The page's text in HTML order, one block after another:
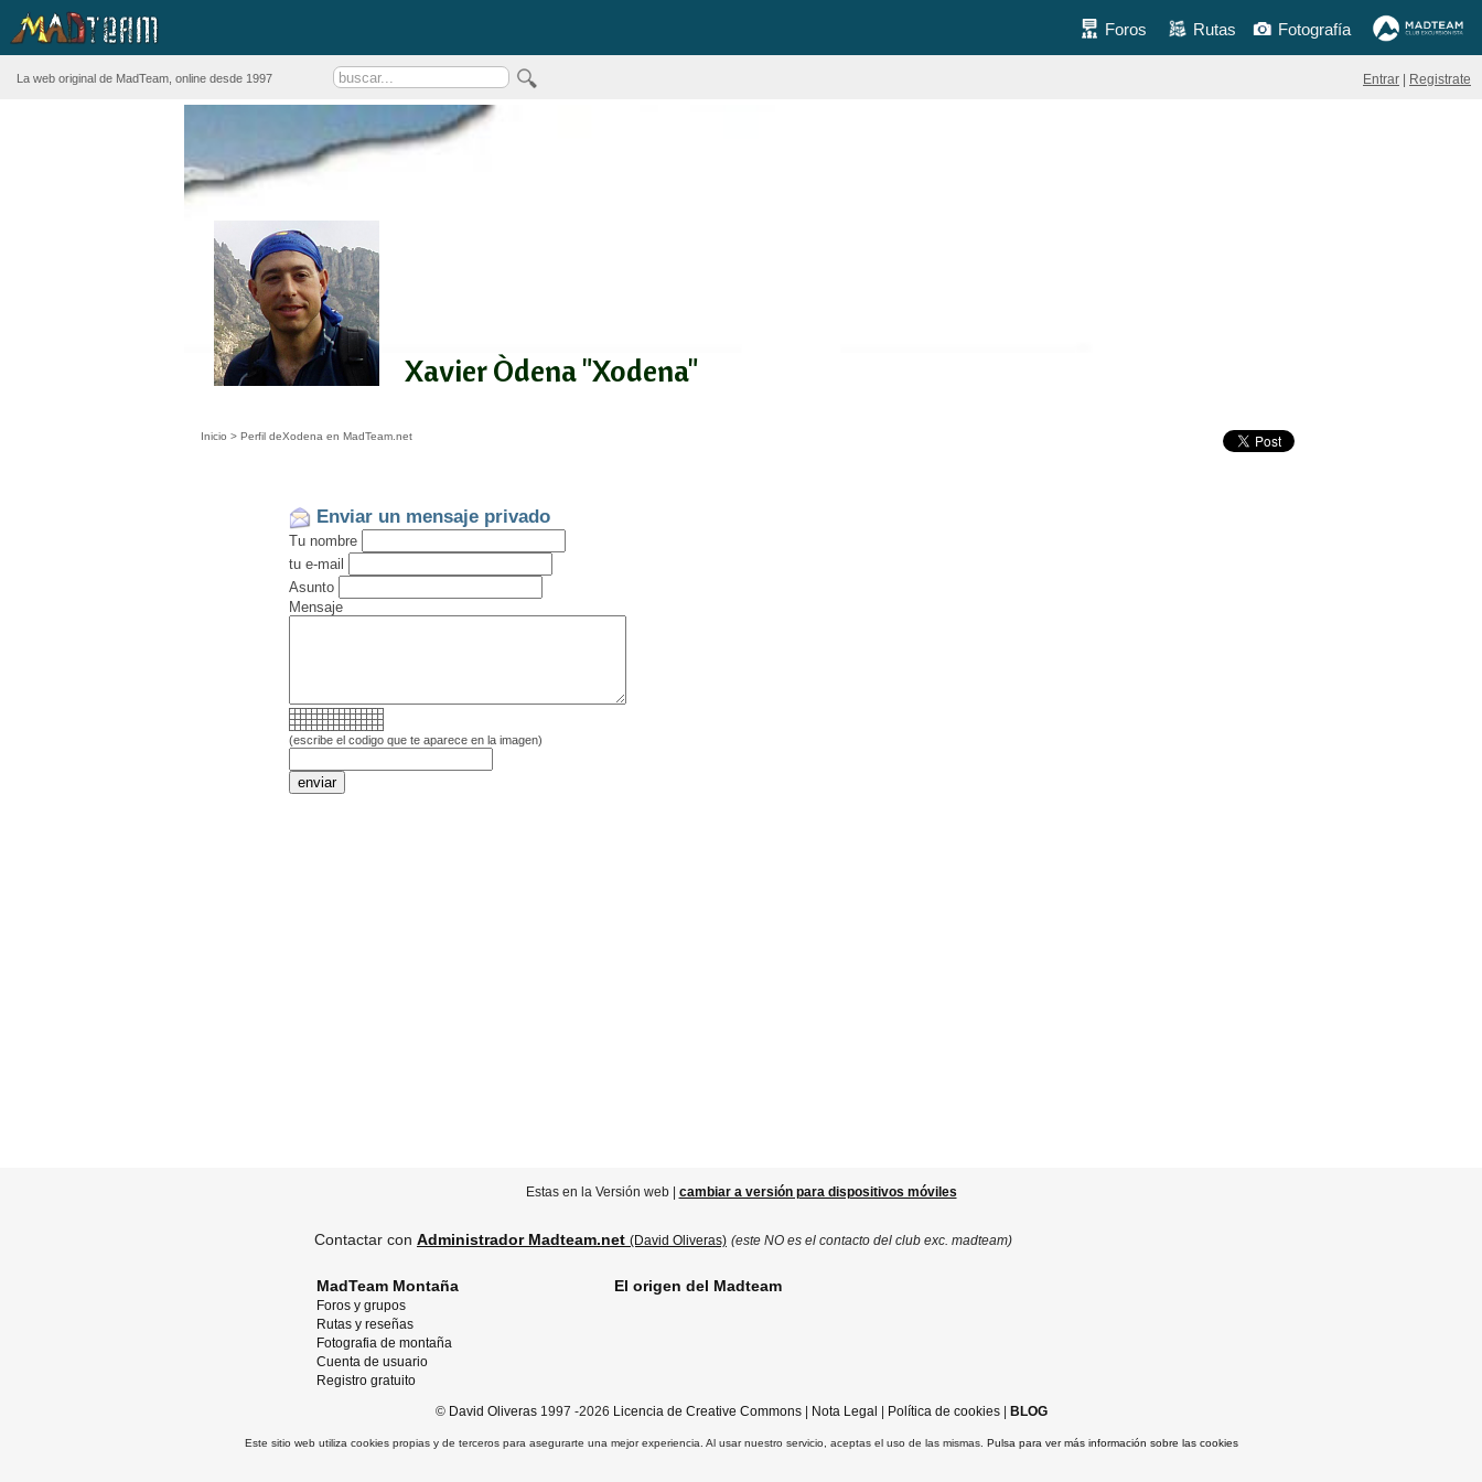
Foros Rutas Fotografía
La web original de MadTeam, online desde 1997 Entrar Registrate
Xavier Òdena "Xodena"
Inicio > Perfil deXodena en MadTeam.net
Enviar un mensaje privado
Tu nombre
tu e-mail
Asunto
Mensaje
(escribe el codigo que te aparece en la imagen)
Estas en la Versión web | cambiar a versión para dispositivos móviles
Contactar con Administrador Madteam.net (David Oliveras) (este NO es el contacto del club exc. madteam)
MadTeam Montaña
Foros y grupos
Rutas y reseñas
Fotografia de montaña
Cuenta de usuario
Registro gratuito
El origen del Madteam
© David Oliveras1997 -2026 Licencia de Creative Commons| Nota Legal Política de cookies| BLOG
Este sitio web utiliza cookies propias y de terceros para asegurarte una mejor experiencia. Al usar nuestro servicio, aceptas el uso de las mismas. Pulsa para ver más información sobre las cookies